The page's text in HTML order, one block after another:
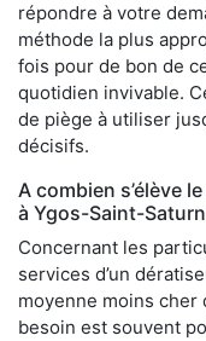
répondre à votre
méthode la plus
fois pour de bon de
quotidien invivable.
de piège à utiliser
décisifs.
A combien s’élève
à Ygos-Saint-
Concernant les
services d’un
moyenne moins
besoin est souvent